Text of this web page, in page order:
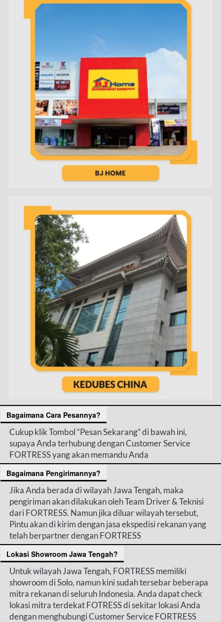
Bagaimana Cara Pesannya?
Cukup klik Tombol “Pesan Sekarang” di bawah ini,
supaya Anda terhubung dengan Customer Service
FORTRESS yang akan memandu Anda
Bagaimana Pengirimannya?
Jika Anda berada di wilayah Jawa Tengah, maka
pengiriman akan dilakukan oleh Team Driver & Teknisi
dari FORTRESS. Namun jika diluar wilayah tersebut,
Pintu akan di kirim dengan jasa ekspedisi rekanan yang
telah berpartner dengan FORTRESS
Lokasi Showroom Jawa Tengah?
Untuk wilayah Jawa Tengah, FORTRESS memiliki
showroom di Solo, namun kini sudah tersebar beberapa
mitra rekanan di seluruh Indonesia. Anda dapat check
lokasi mitra terdekat FOTRESS di sekitar lokasi Anda
dengan menghubungi Customer Service FORTRESS